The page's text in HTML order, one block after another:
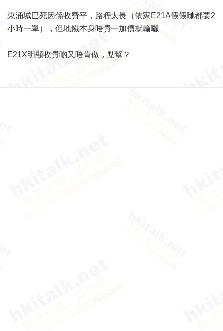
東涌城巴死因係收費平，路程太長（依家E21A假假哋都要2
小時一單），但地鐵本身唔貴一加價就輸曬
E21X明顯收貴啲又唔肯做，點幫？